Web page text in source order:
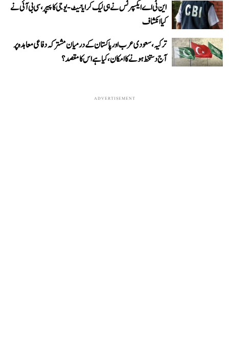
این ٹی اے ایکسپرٹس نے ہی لیک کرایا نیٹ-یوجی کا پیپر، سی بی آئی نے
کیا انکشاف
ترکیہ، سعودی عرب اور پاکستان کے درمیان مشترکہ دفاعی معاہدہ پر
آج دستخط ہونے کا امکان، کیا ہے اس کا مقصد؟
ADVERTISEMENT